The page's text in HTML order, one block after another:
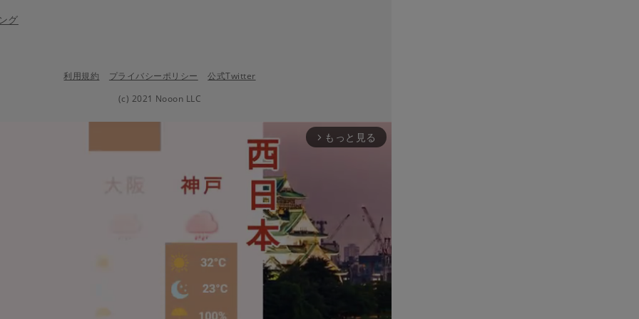
グ
利用規約 プライバシーポリシー
公式Twitter
(c) 2021 Nooon LLC
arrow_forward_ios もっと見る